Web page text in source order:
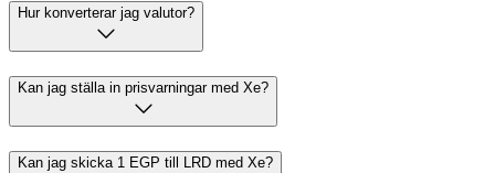
Hur konverterar jag valutor?
Kan jag ställa in prisvarningar med Xe?
Kan jag skicka 1 EGP till LRD med Xe?